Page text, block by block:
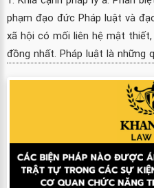
phạm đạo đức Pháp luật và
xã hội có mối liên hệ mật
đồng nhất. Pháp luật là những